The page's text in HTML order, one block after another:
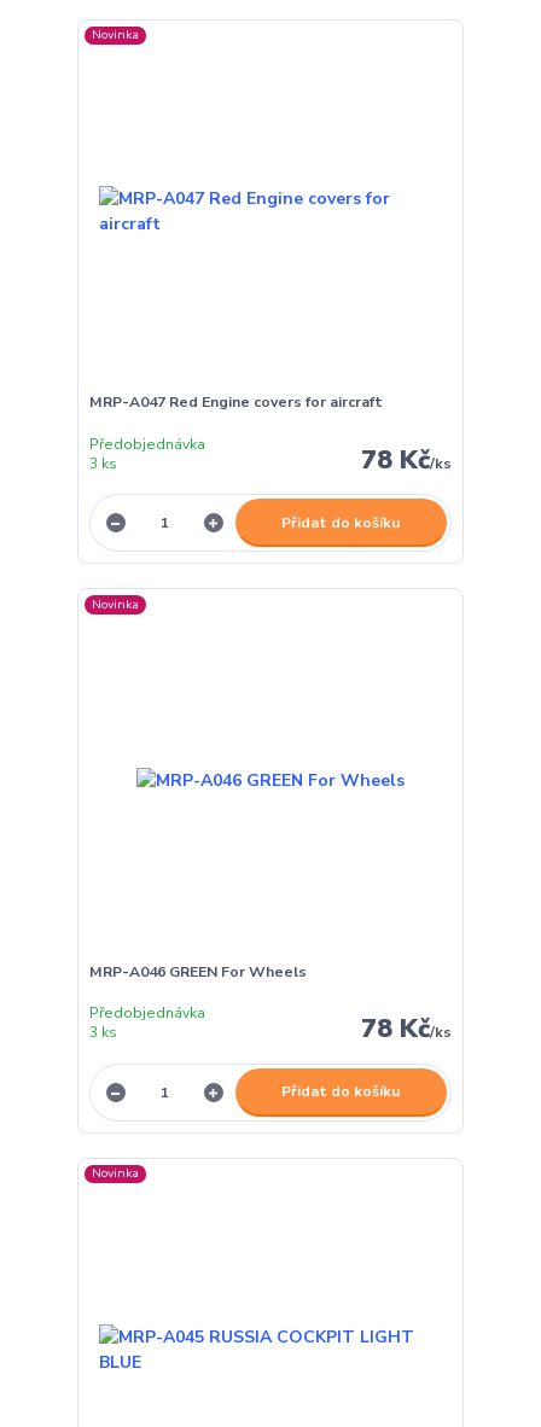
Novinka
MRP-A047 Red Engine covers for aircraft
78 Kč/ks
Předobjednávka
3 ks
Přidat do košíku
Novinka
MRP-A046 GREEN For Wheels
78 Kč/ks
Předobjednávka
3 ks
Přidat do košíku
Novinka